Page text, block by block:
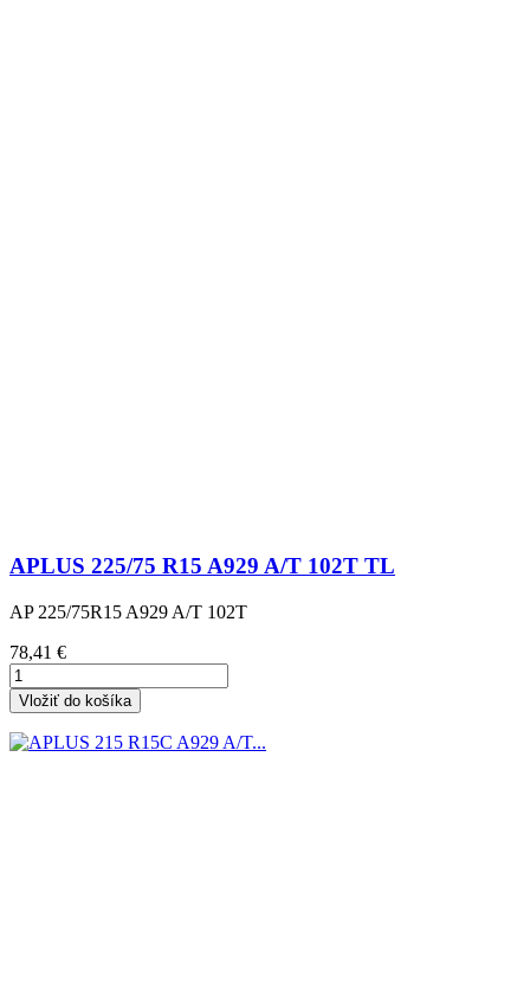
APLUS 225/75 R15 A929 A/T 102T TL
AP 225/75R15 A929 A/T 102T
Cena
78,41 €
Vložiť do košíka